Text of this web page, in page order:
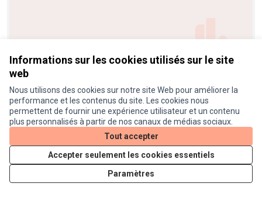
Informations sur les cookies utilisés sur le site
web
Nous utilisons des cookies sur notre site Web pour améliorer la
performance et les contenus du site. Les cookies nous
permettent de fournir une expérience utilisateur et un contenu
plus personnalisés à partir de nos canaux de médias sociaux.
Tout accepter
Accepter seulement les cookies essentiels
Paramètres
Végétalisation Place des Tibaous
Voir toutes les propositions retirées
Conditions d'utilisation
Je participe ! sur X
Je participe ! sur Facebook
Je participe ! sur Instagram